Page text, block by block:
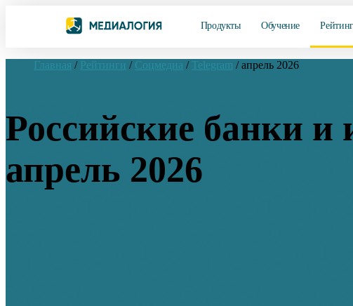
Продукты Обучение
Главная / Рейтинги / Соцмедиа / Telegram / апрель 2026
Российские банки и
апрель 2026